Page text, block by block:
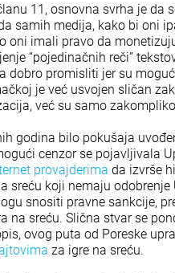
11, osnovna svrha je da
samih medija, kako bi oni
oni imali pravo da
“pojedinačnih reči”
dobro promisliti jer su
je već usvojen sličan
već su samo
godina bilo pokušaja
cenzor se pojavljivala
provajderima da izvrše
sreću koji nemaju
snositi pravne sankcije,
na sreću. Slična stvar se
ovog puta od Poreske
za igre na sreću.